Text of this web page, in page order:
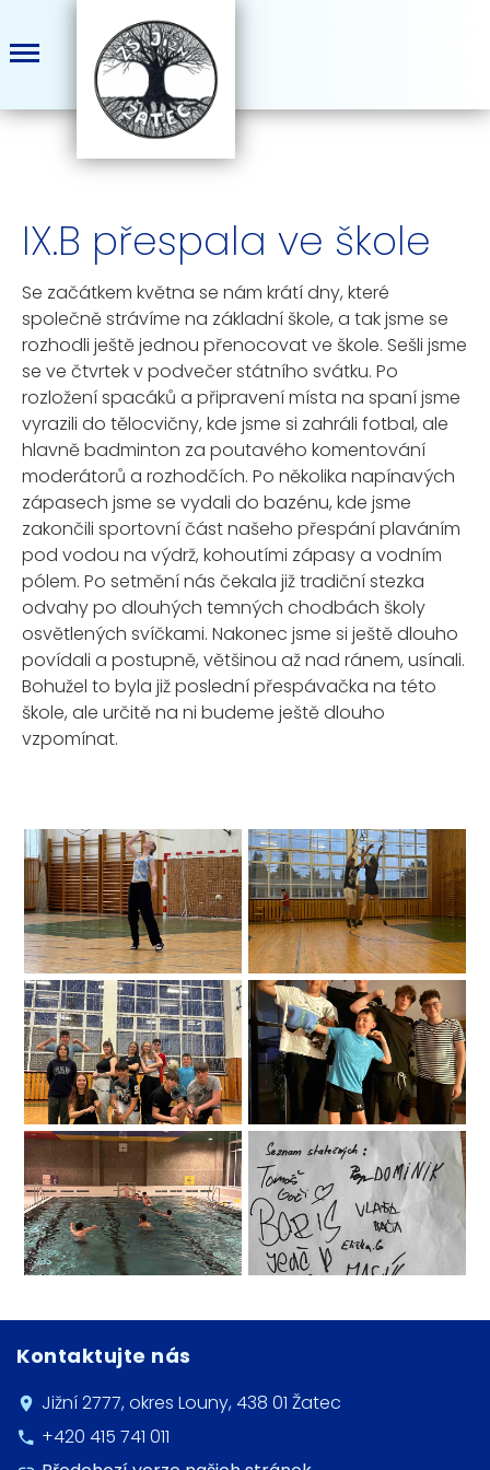
IX.B přespala ve škole
Se začátkem května se nám krátí dny, které
společně strávíme na základní škole, a tak jsme se
rozhodli ještě jednou přenocovat ve škole. Sešli jsme
se ve čtvrtek v podvečer státního svátku. Po
rozložení spacáků a připravení místa na spaní jsme
vyrazili do tělocvičny, kde jsme si zahráli fotbal, ale
hlavně badminton za poutavého komentování
moderátorů a rozhodčích. Po několika napínavých
zápasech jsme se vydali do bazénu, kde jsme
zakončili sportovní část našeho přespání plaváním
pod vodou na výdrž, kohoutími zápasy a vodním
pólem. Po setmění nás čekala již tradiční stezka
odvahy po dlouhých temných chodbách školy
osvětlených svíčkami. Nakonec jsme si ještě dlouho
povídali a postupně, většinou až nad ránem, usínali.
Bohužel to byla již poslední přespávačka na této
škole, ale určitě na ni budeme ještě dlouho
vzpomínat.
Kontaktujte nás
Jižní 2777, okres Louny, 438 01 Žatec
+420 415 741 011